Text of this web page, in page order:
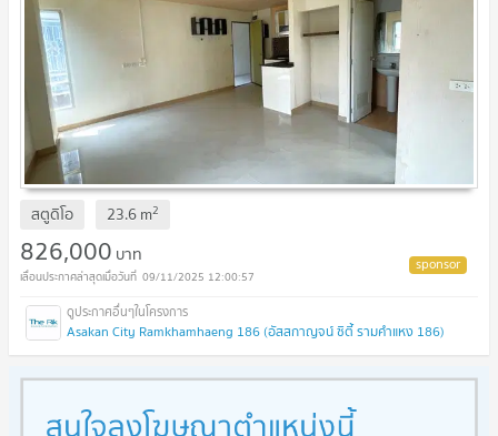
สตูดิโอ 23.6m2
826,000 บาท
09/11/2025 12:00:57
Asakan City Ramkhamhaeng 186 (อัสสกาญจน์ ซิตี้ รามคำแหง 186)